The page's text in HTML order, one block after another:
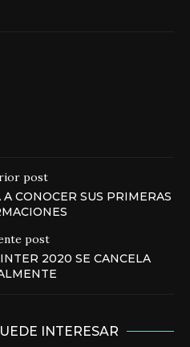
post
CONOCER SUS PRIMERAS
post
2020 SE CANCELA
INTERESAR